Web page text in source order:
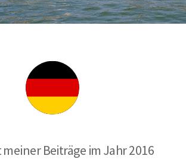
Beiträge im Jahr 2016